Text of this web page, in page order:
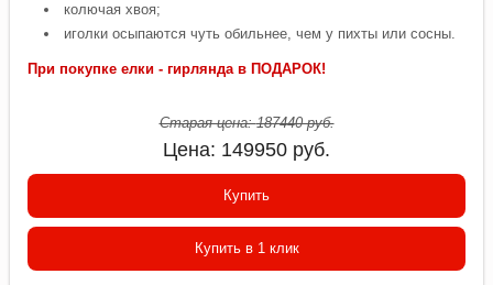
колючая хвоя;
иголки осыпаются чуть обильнее, чем у пихты или сосны.
При покупке елки - гирлянда в ПОДАРОК!
Старая цена:187440руб.
Цена: 149950 руб.
Купить
Купить в 1 клик